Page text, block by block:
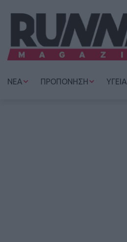
ΝΕΑ ΠΡΟΠΟΝΗΣΗ ΥΓΕΙΑ